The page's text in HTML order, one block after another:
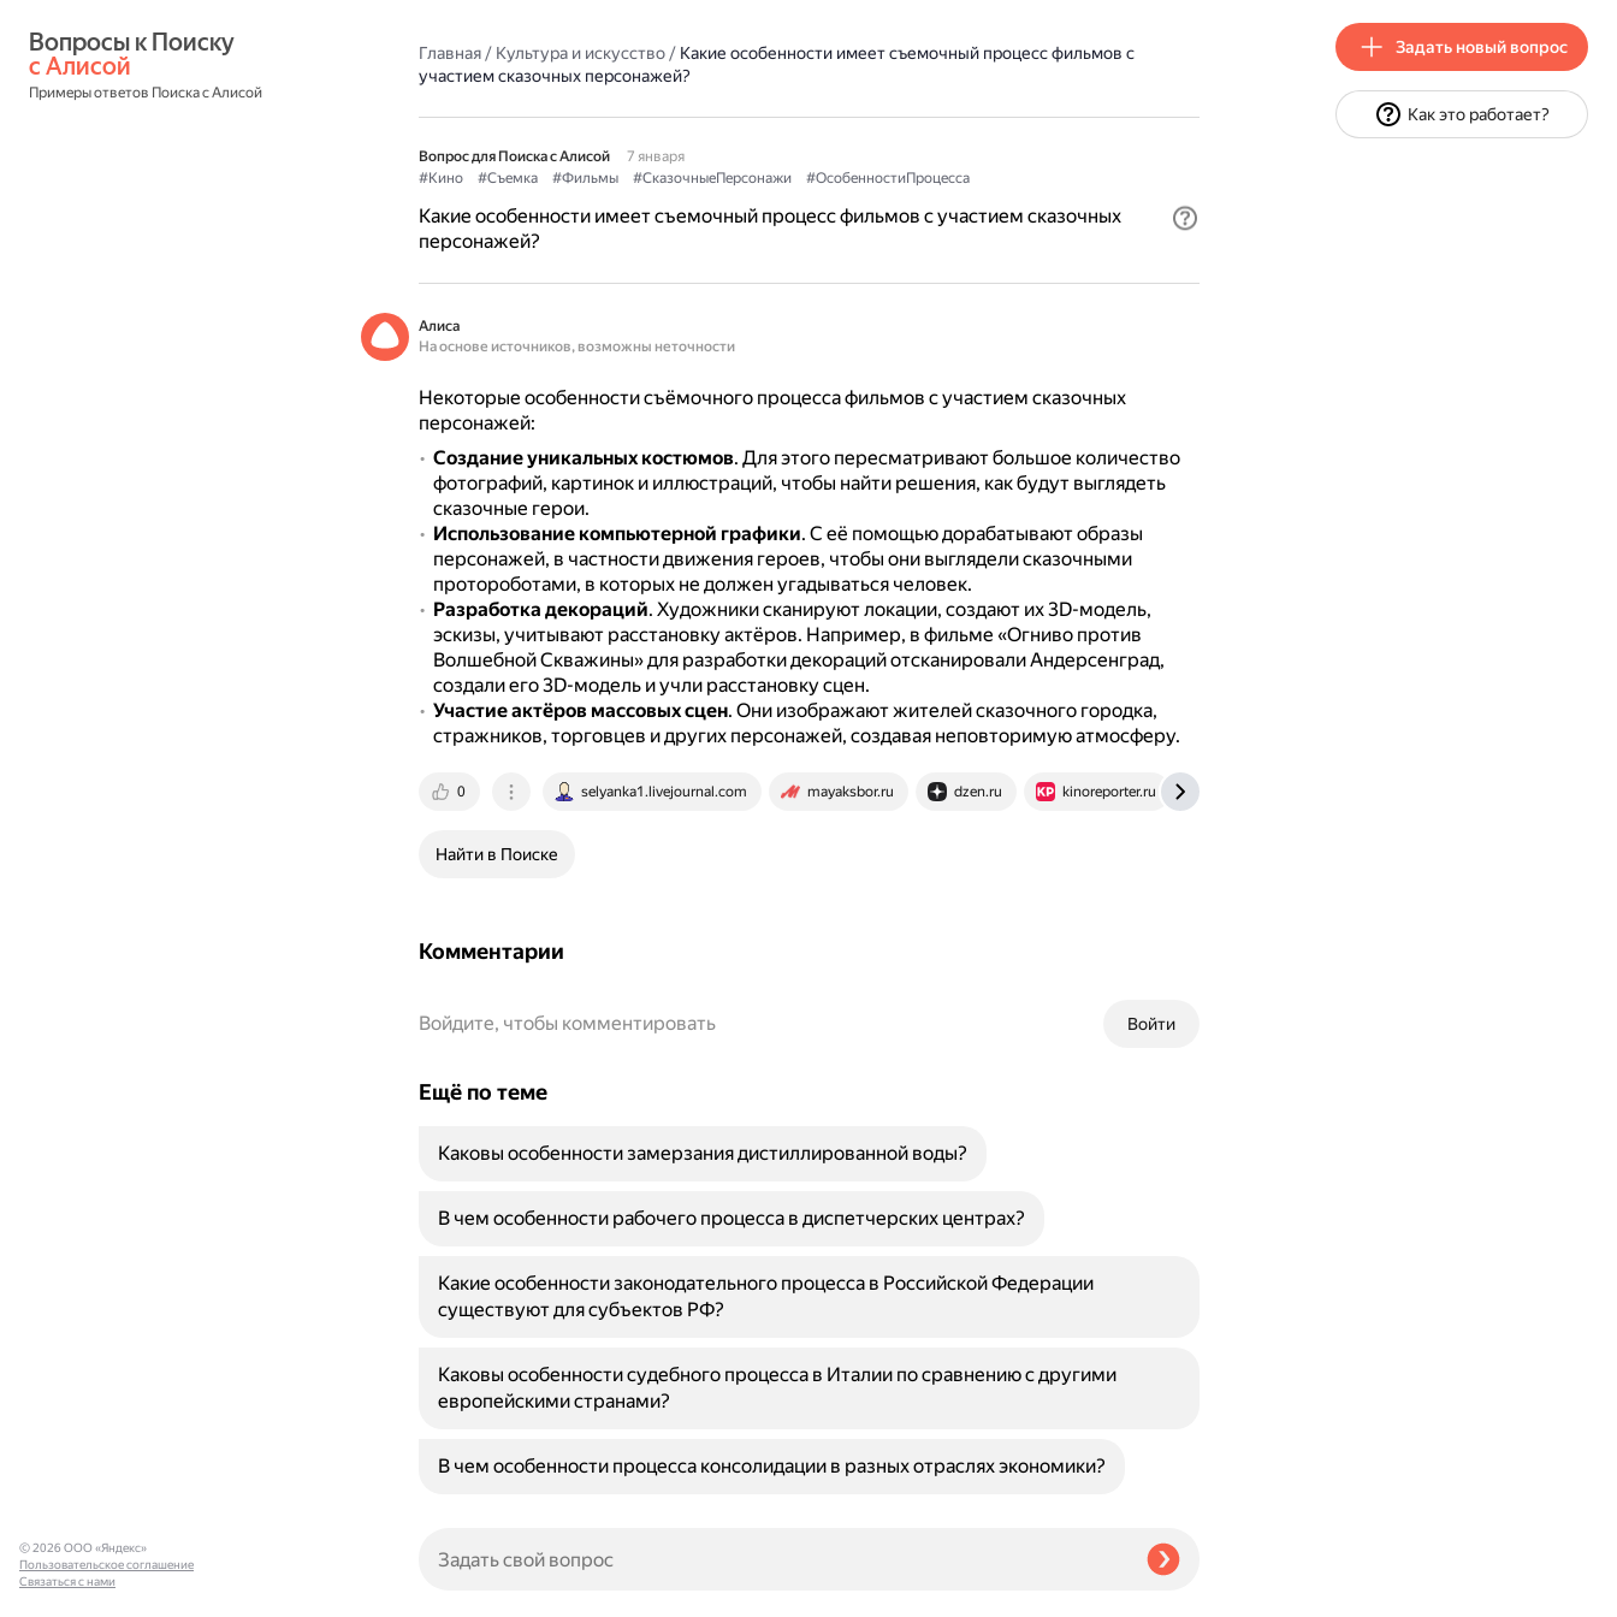
с Алисой
Примеры ответов Поиска с Алисой
Главная/ Культура и искусство/ Какие особенности имеет съемочный процесс фильмов с
участием сказочных персонажей?
Вопрос для Поиска с Алисой
7 января
#Кино
#Съемка #Фильмы #СказочныеПерсонажи #ОсобенностиПроцесса
Какие особенности имеет съемочный процесс фильмов с участием сказочных
персонажей?
Алиса
На основе источников, возможны неточности
Некоторые особенности съёмочного процесса фильмов с участием сказочных
персонажей:
Создание уникальных костюмов. Для этого пересматривают большое количество
фотографий, картинок и иллюстраций, чтобы найти решения, как будут выглядеть
сказочные герои.
Использование компьютерной графики. С её помощью дорабатывают образы
персонажей, в частности движения героев, чтобы они выглядели сказочными
протороботами, в которых не должен угадываться человек.
Разработка декораций. Художники сканируют локации, создают их 3D-модель,
эскизы, учитывают расстановку актёров. Например, в фильме «Огниво против
Волшебной Скважины» для разработки декораций отсканировали Андерсенград,
создали его 3D-модель и учли расстановку сцен.
Участие актёров массовых сцен. Они изображают жителей сказочного городка,
стражников, торговцев и других персонажей, создавая неповторимую атмосферу.
0 selyanka1.livejournal.com mayaksbor.ru dzen.ru kinoreporter.ru
Найти в Поиске
Комментарии
Войти
Войдите, чтобы комментировать
Ещё по теме
Каковы особенности замерзания дистиллированной воды?
В чем особенности рабочего процесса в диспетчерских центрах?
Какие особенности законодательного процесса в Российской Федерации
существуют для субъектов РФ?
Каковы особенности судебного процесса в Италии по сравнению с другими
европейскими странами?
В чем особенности процесса консолидации в разных отраслях экономики?
© 2026 ООО «Яндекс»
Пользовательское соглашение
Связаться с нами
Задать новый вопрос
Как это работает?